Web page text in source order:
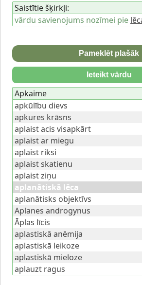
Saistītie šķirkļi:
vārdu savienojums nozīmei pie
Pameklēt plašāk
Ieteikt vārdu
Apkaime
apkūlību dievs
apkures krāsns
aplaist acis visapkārt
aplaist ar miegu
aplaist riksi
aplaist skatienu
aplaist ziņu
aplanātiskā lēca
aplanātisks objektīvs
Aplanes androgynus
Āplas līcis
aplastiskā anēmija
aplastiskā leikoze
aplastiskā mieloze
aplauzt ragus